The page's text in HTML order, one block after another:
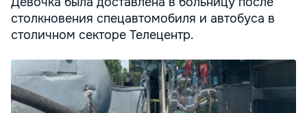
столкновения спецавтомобиля и автобуса в
столичном секторе Телецентр.